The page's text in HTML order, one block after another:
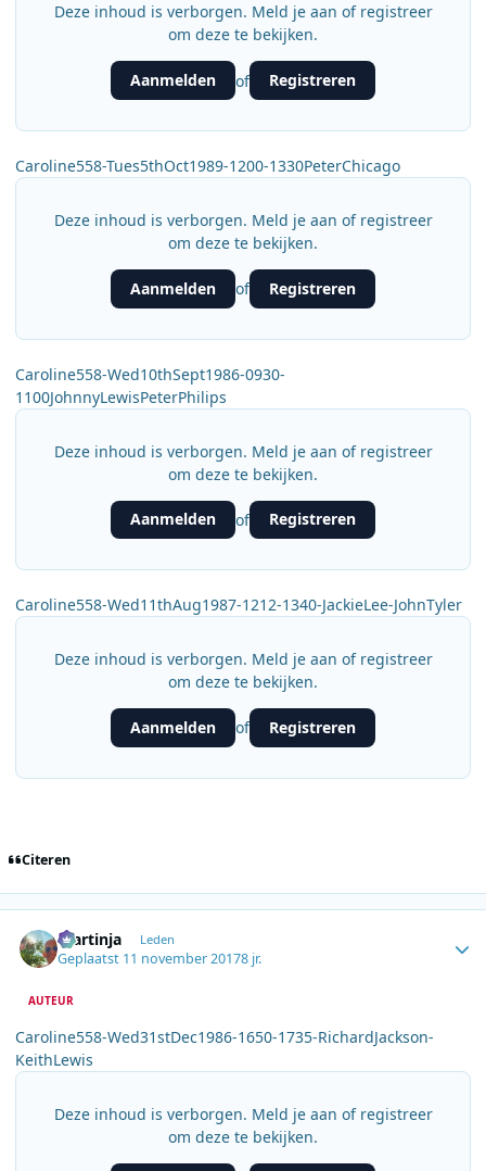
Deze inhoud is verborgen. Meld je aan of registreer
om deze te bekijken.
Aanmelden of Registreren
Caroline558-Tues5thOct1989-1200-1330PeterChicago
Deze inhoud is verborgen. Meld je aan of registreer
om deze te bekijken.
Aanmelden of Registreren
Caroline558-Wed10thSept1986-0930-
1100JohnnyLewisPeterPhilips
Deze inhoud is verborgen. Meld je aan of registreer
om deze te bekijken.
Aanmelden of Registreren
Caroline558-Wed11thAug1987-1212-1340-JackieLee-JohnTyler
Deze inhoud is verborgen. Meld je aan of registreer
om deze te bekijken.
Aanmelden of Registreren
Citeren
martinja Leden
Geplaatst 11 november 20178 jr.
AUTEUR
Caroline558-Wed31stDec1986-1650-1735-RichardJackson-
KeithLewis
Deze inhoud is verborgen. Meld je aan of registreer
om deze te bekijken.